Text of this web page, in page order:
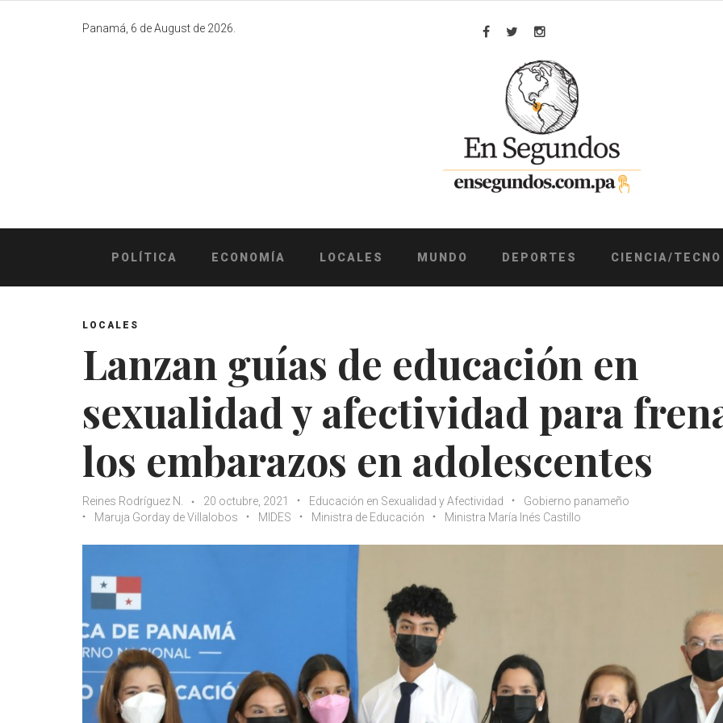
Panamá, 6 de August de 2026.
Facebook
TwitterInstagram
POLÍTICA ECONOMÍA LOCALES MUNDO DEPORTES CIENCIA/TECNO
LOCALES
Lanzan guías de educación en
sexualidad y afectividad para
los embarazos en adolescentes
Reines Rodríguez N. 20 octubre, 2021 Educación en Sexualidad y Afectividad
Gobierno panameño
Maruja Gorday de Villalobos
MIDES Ministra de Educación Ministra María Inés Castillo